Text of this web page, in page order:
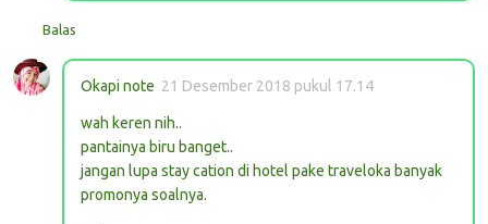
Balas
Okapi note 21 Desember 2018 pukul 17.14
wah keren nih..
pantainya biru banget..
jangan lupa stay cation di hotel pake traveloka banyak
promonya soalnya.